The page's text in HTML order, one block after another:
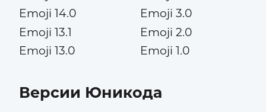
Emoji 14.0
Emoji 13.1
Emoji 13.0
Emoji 3.0
Emoji 2.0
Emoji 1.0
Версии Юникода